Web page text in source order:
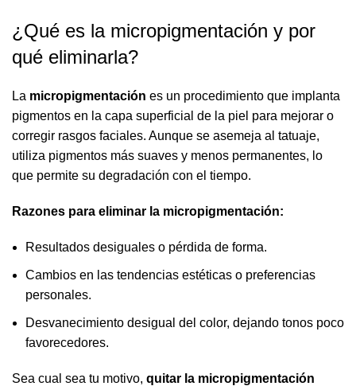
¿Qué es la micropigmentación y por
qué eliminarla?
La micropigmentación es un procedimiento que implanta
pigmentos en la capa superficial de la piel para mejorar o
corregir rasgos faciales. Aunque se asemeja al tatuaje,
utiliza pigmentos más suaves y menos permanentes, lo
que permite su degradación con el tiempo.
Razones para eliminar la micropigmentación:
Resultados desiguales o pérdida de forma.
Cambios en las tendencias estéticas o preferencias
personales.
Desvanecimiento desigual del color, dejando tonos poco
favorecedores.
Sea cual sea tu motivo, quitar la micropigmentación